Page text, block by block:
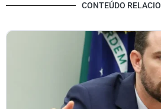
CONTEÚDO